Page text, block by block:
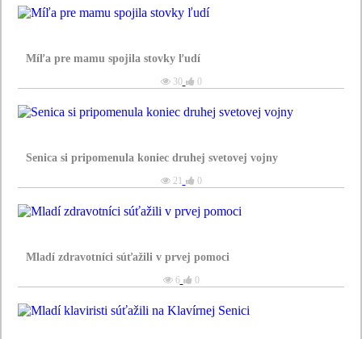
Míľa pre mamu spojila stovky ľudí
30 0
Senica si pripomenula koniec druhej svetovej vojny
21 0
Mladí zdravotníci súťažili v prvej pomoci
6 0